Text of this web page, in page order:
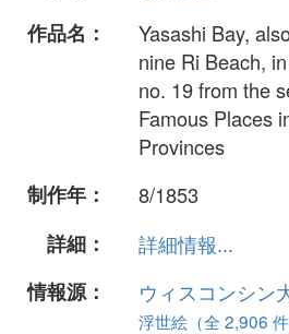
作品名：
Yasashi Bay,
nine Ri Beach,
no. 19 from the
Famous Places
Provinces
制作年：
8/1853
詳細：
詳細情報...
情報源：
ウィスコンシン
浮世絵（全 2,906